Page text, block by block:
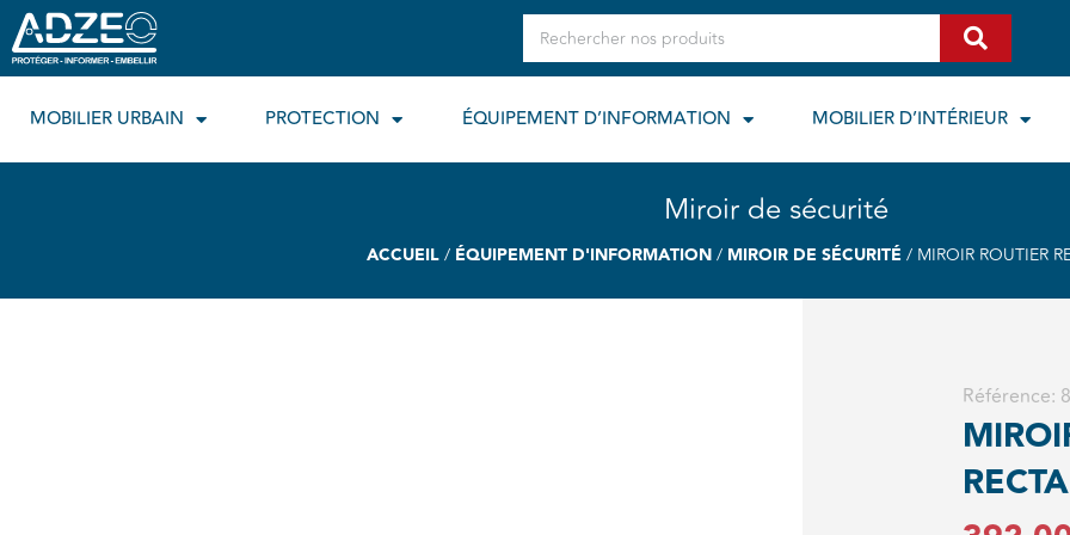
Aller
au
contenu
Rechercher
MOBILIER URBAIN PROTECTION ÉQUIPEMENT D’INFORMATION MOBILIER D’INTÉRIEUR
Miroir de sécurité
ACCUEIL/ ÉQUIPEMENT D'INFORMATION/ MIROIR DE SÉCURITÉ / MIROIR ROUTIER
Référence: